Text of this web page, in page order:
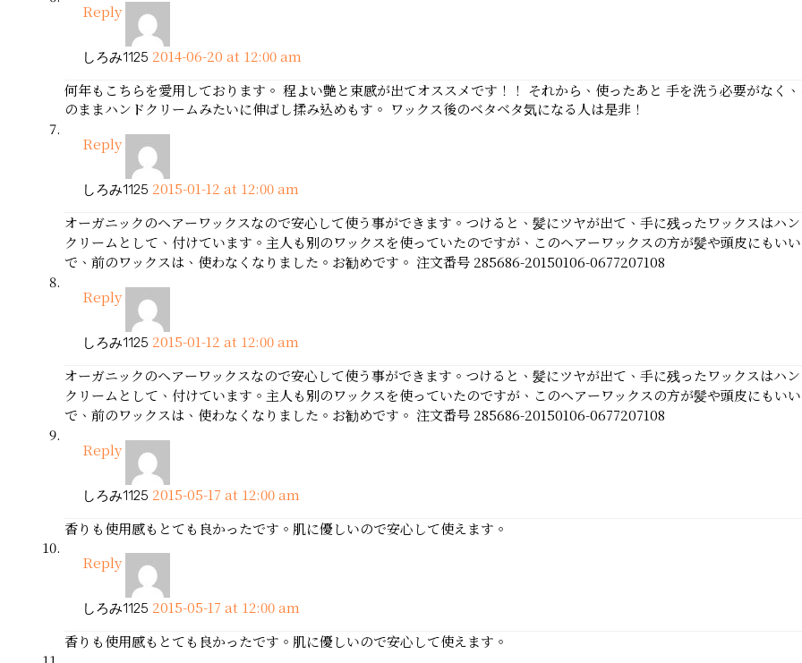
Reply
しろみ1125 2014-06-20 at 12:00 am
何年もこちらを愛用しております。 程よい艶と束感が出てオススメです！！ それから、使ったあと 手を洗う必要がなく
のままハンドクリームみたいに伸ばし揉み込めもす。 ワックス後のベタベタ気になる人は是非！
Reply
しろみ1125 2015-01-12 at 12:00 am
オーガニックのヘアーワックスなので安心して使う事ができます。つけると、髪にツヤが出て、手に残ったワックスはハ
クリームとして、付けています。主人も別のワックスを使っていたのですが、このヘアーワックスの方が髪や頭皮にもい
で、前のワックスは、使わなくなりました。お勧めです。 注文番号 285686-20150106-0677207108
Reply
しろみ1125 2015-01-12 at 12:00 am
オーガニックのヘアーワックスなので安心して使う事ができます。つけると、髪にツヤが出て、手に残ったワックスはハ
クリームとして、付けています。主人も別のワックスを使っていたのですが、このヘアーワックスの方が髪や頭皮にもい
で、前のワックスは、使わなくなりました。お勧めです。 注文番号 285686-20150106-0677207108
Reply
しろみ1125 2015-05-17 at 12:00 am
香りも使用感もとても良かったです。肌に優しいので安心して使えます。
Reply
しろみ1125 2015-05-17 at 12:00 am
香りも使用感もとても良かったです。肌に優しいので安心して使えます。